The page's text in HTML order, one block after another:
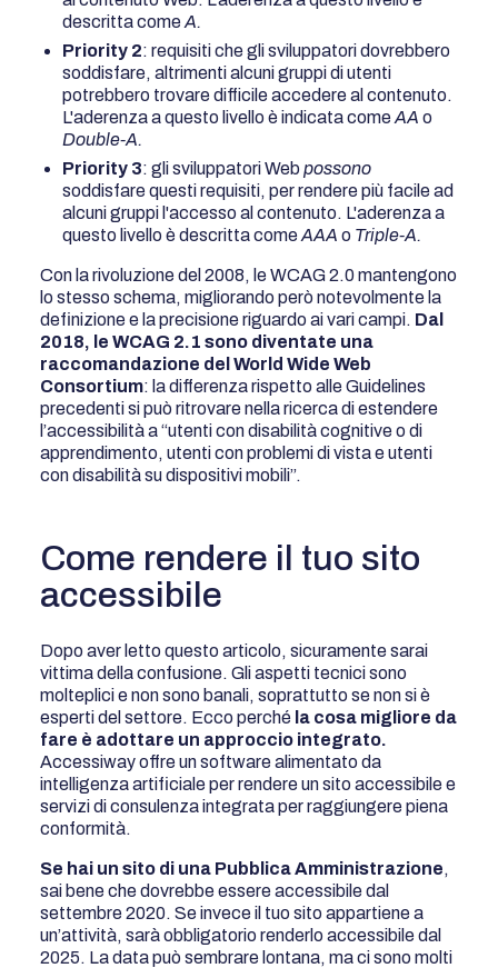
descritta comeA.
Priority 2: requisiti che gli sviluppatori dovrebbero
soddisfare, altrimenti alcuni gruppi di utenti
potrebbero trovare difficile accedere al contenuto.
L'aderenza a questo livello è indicata comeAA o
Double-A.
Priority 3: gli sviluppatori Webpossono
soddisfare questi requisiti, per rendere più facile ad
alcuni gruppi l'accesso al contenuto. L'aderenza a
questo livello è descritta comeAAA o Triple-A.
Con la rivoluzione del 2008, le WCAG 2.0 mantengono
lo stesso schema, migliorando però notevolmente la
definizione e la precisione riguardo ai vari campi. Dal
2018, le WCAG 2.1 sono diventate una
raccomandazione del World Wide Web
Consortium: la differenza rispetto alle Guidelines
precedenti si può ritrovare nella ricerca di estendere
l’accessibilità a “utenti con disabilità cognitive o di
apprendimento, utenti con problemi di vista e utenti
con disabilità su dispositivi mobili”.
Come rendere il tuo sito
accessibile
Dopo aver letto questo articolo, sicuramente sarai
vittima della confusione. Gli aspetti tecnici sono
molteplici e non sono banali, soprattutto se non si è
esperti del settore. Ecco perché la cosa migliore da
fare è adottare un approccio integrato.
Accessiway offre un software alimentato da
intelligenza artificiale per rendere un sito accessibile e
servizi di consulenza integrata per raggiungere piena
conformità.
Se hai un sito di una Pubblica Amministrazione,
sai bene che dovrebbe essere accessibile dal
settembre 2020. Se invece il tuo sito appartiene a
un’attività, sarà obbligatorio renderlo accessibile dal
2025. La data può sembrare lontana, ma ci sono molti